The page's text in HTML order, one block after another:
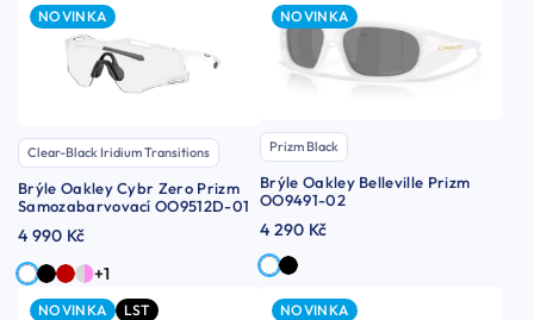
NOVINKA
Clear-Black Iridium Transitions
Brýle Oakley Cybr Zero Prizm
Samozabarvovací OO9512D-01
4 990 Kč
+1
NOVINKA
Prizm Black
Brýle Oakley Belleville Prizm
OO9491-02
4 290 Kč
NOVINKA LST NOVINKA